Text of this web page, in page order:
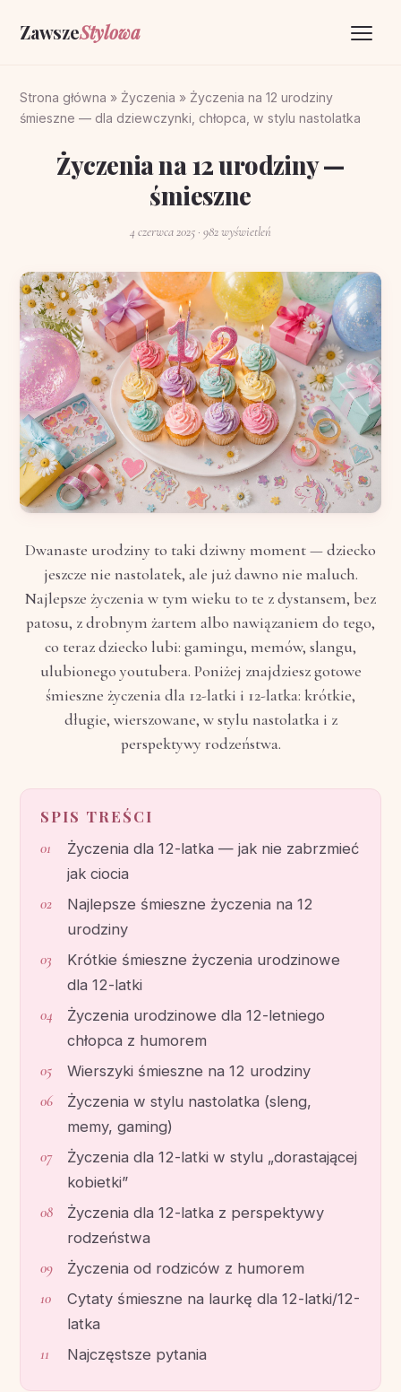
ZawszeStylowa
Życzenia
O portalu
Strona główna » Życzenia » Życzenia na 12 urodziny
śmieszne — dla dziewczynki, chłopca, w stylu nastolatka
Życzenia na 12 urodziny —
śmieszne
4 czerwca 2025 · 982 wyświetleń
Dwanaste urodziny to taki dziwny moment — dziecko
jeszcze nie nastolatek, ale już dawno nie maluch.
Najlepsze życzenia w tym wieku to te z dystansem, bez
patosu, z drobnym żartem albo nawiązaniem do tego,
co teraz dziecko lubi: gamingu, memów, slangu,
ulubionego youtubera. Poniżej znajdziesz gotowe
śmieszne życzenia dla 12-latki i 12-latka: krótkie,
długie, wierszowane, w stylu nastolatka i z
perspektywy rodzeństwa.
SPIS TREŚCI
Życzenia dla 12-latka — jak nie zabrzmieć
jak ciocia
Najlepsze śmieszne życzenia na 12
urodziny
Krótkie śmieszne życzenia urodzinowe
dla 12-latki
Życzenia urodzinowe dla 12-letniego
chłopca z humorem
Wierszyki śmieszne na 12 urodziny
Życzenia w stylu nastolatka (sleng,
memy, gaming)
Życzenia dla 12-latki w stylu „dorastającej
kobietki”
Życzenia dla 12-latka z perspektywy
rodzeństwa
Życzenia od rodziców z humorem
Cytaty śmieszne na laurkę dla 12-latki/12-
latka
Najczęstsze pytania